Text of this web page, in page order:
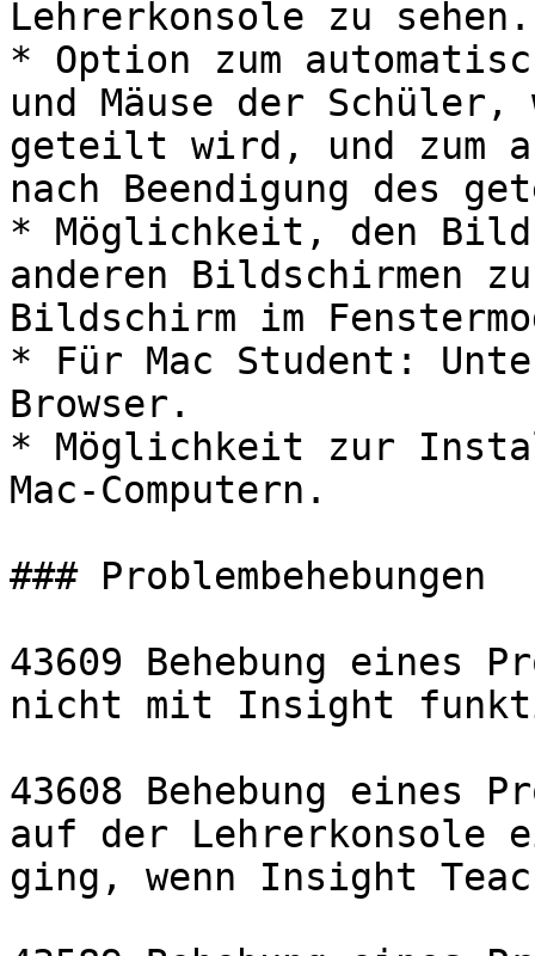
Lehrerkonsole zu sehen.
* Option zum
und Mäuse der
geteilt wird, und zum
nach Beendigung des
* Möglichkeit, den
anderen Bildschirmen
Bildschirm im
* Für Mac Student:
Browser.
* Möglichkeit zur
Mac-Computern.
### Problembehebungen
43609 Behebung eines
nicht mit Insight
43608 Behebung eines
auf der Lehrerkonsole
ging, wenn Insight